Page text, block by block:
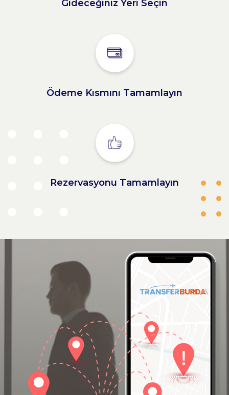
Gideceğiniz Yeri Seçin
Ödeme Kısmını Tamamlayın
Rezervasyonu Tamamlayın